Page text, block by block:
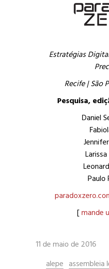
Estratégias
Recife | São
Pesquisa,
Daniel
Paulo
[mande
11 de maio de 2016
alepe assembleia